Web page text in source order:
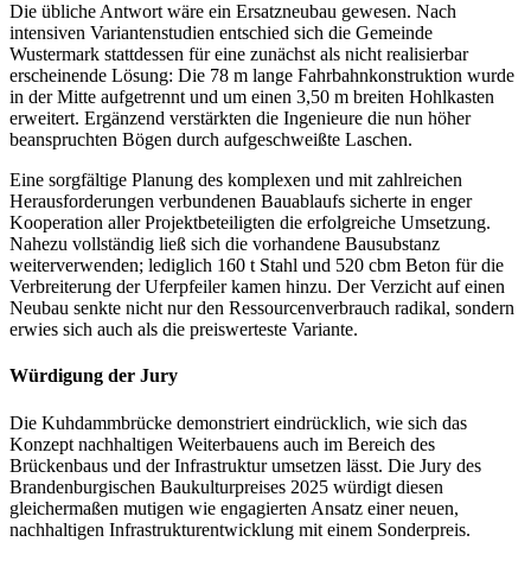
Die übliche Antwort wäre ein Ersatzneubau gewesen. Nach
intensiven Variantenstudien entschied sich die Gemeinde
Wustermark stattdessen für eine zunächst als nicht realisierbar
erscheinende Lösung: Die 78 m lange Fahrbahnkonstruktion wurde
in der Mitte aufgetrennt und um einen 3,50 m breiten Hohlkasten
erweitert. Ergänzend verstärkten die Ingenieure die nun höher
beanspruchten Bögen durch aufgeschweißte Laschen.
Eine sorgfältige Planung des komplexen und mit zahlreichen
Herausforderungen verbundenen Bauablaufs sicherte in enger
Kooperation aller Projektbeteiligten die erfolgreiche Umsetzung.
Nahezu vollständig ließ sich die vorhandene Bausubstanz
weiterverwenden; lediglich 160 t Stahl und 520 cbm Beton für die
Verbreiterung der Uferpfeiler kamen hinzu. Der Verzicht auf einen
Neubau senkte nicht nur den Ressourcenverbrauch radikal, sondern
erwies sich auch als die preiswerteste Variante.
Würdigung der Jury
Die Kuhdammbrücke demonstriert eindrücklich, wie sich das
Konzept nachhaltigen Weiterbauens auch im Bereich des
Brückenbaus und der Infrastruktur umsetzen lässt. Die Jury des
Brandenburgischen Baukulturpreises 2025 würdigt diesen
gleichermaßen mutigen wie engagierten Ansatz einer neuen,
nachhaltigen Infrastrukturentwicklung mit einem Sonderpreis.